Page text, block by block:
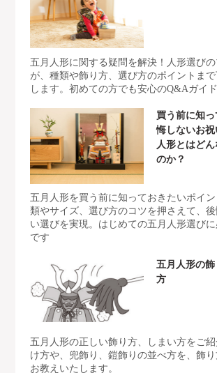
五月人形に関する疑問を解決！人形選びの
が、種類や飾り方、選び方のポイントまで
します。初めての方でも安心のQ&Aガイド
買う前に知
悔しないお祝
人形とはど
のか？
五月人形を買う前に知っておきたいポイ
類やサイズ、選び方のコツを押さえて、
い選びを実現。はじめての五月人形選び
です
五月人形の
方
五月人形の正しい飾り方、しまい方をご
け方や、兜飾り、鎧飾りの並べ方を、飾
お教えいたします。